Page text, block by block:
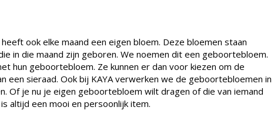
ook elke maand een eigen bloem. Deze bloemen staan
in die maand zijn geboren. We noemen dit een geboortebloem.
hun geboortebloem. Ze kunnen er dan voor kiezen om de
een sieraad. Ook bij KAYA verwerken we de geboortebloemen in
Of je nu je eigen geboortebloem wilt dragen of die van iemand
altijd een mooi en persoonlijk item.